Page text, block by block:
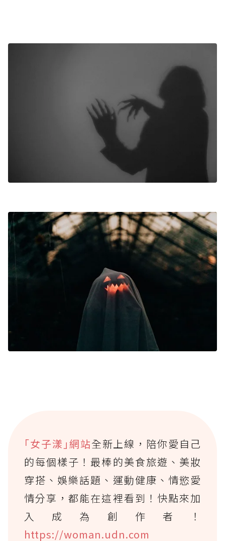
｢女子漾｣網站全新上線，陪你愛自己
的每個樣子！最棒的美食旅遊、美妝
穿搭、娛樂話題、運動健康、情慾愛
情分享，都能在這裡看到！快點來加
入成為創作者！
https://woman.udn.com